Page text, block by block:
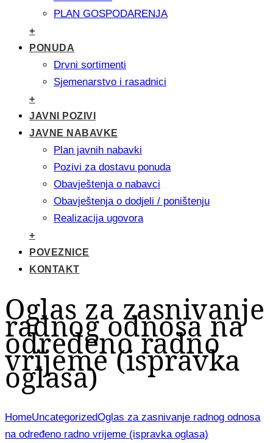
PLAN GOSPODARENJA
+
PONUDA
Drvni sortimenti
Sjemenarstvo i rasadnici
+
JAVNI POZIVI
JAVNE NABAVKE
Plan javnih nabavki
Pozivi za dostavu ponuda
Obavještenja o nabavci
Obavještenja o dodjeli / poništenju
Realizacija ugovora
+
POVEZNICE
KONTAKT
Oglas za zasnivanje
radnog odnosa na
određeno radno
vrijeme (ispravka
oglasa)
HomeUncategorizedOglas za zasnivanje radnog odnosa
na određeno radno vrijeme (ispravka oglasa)